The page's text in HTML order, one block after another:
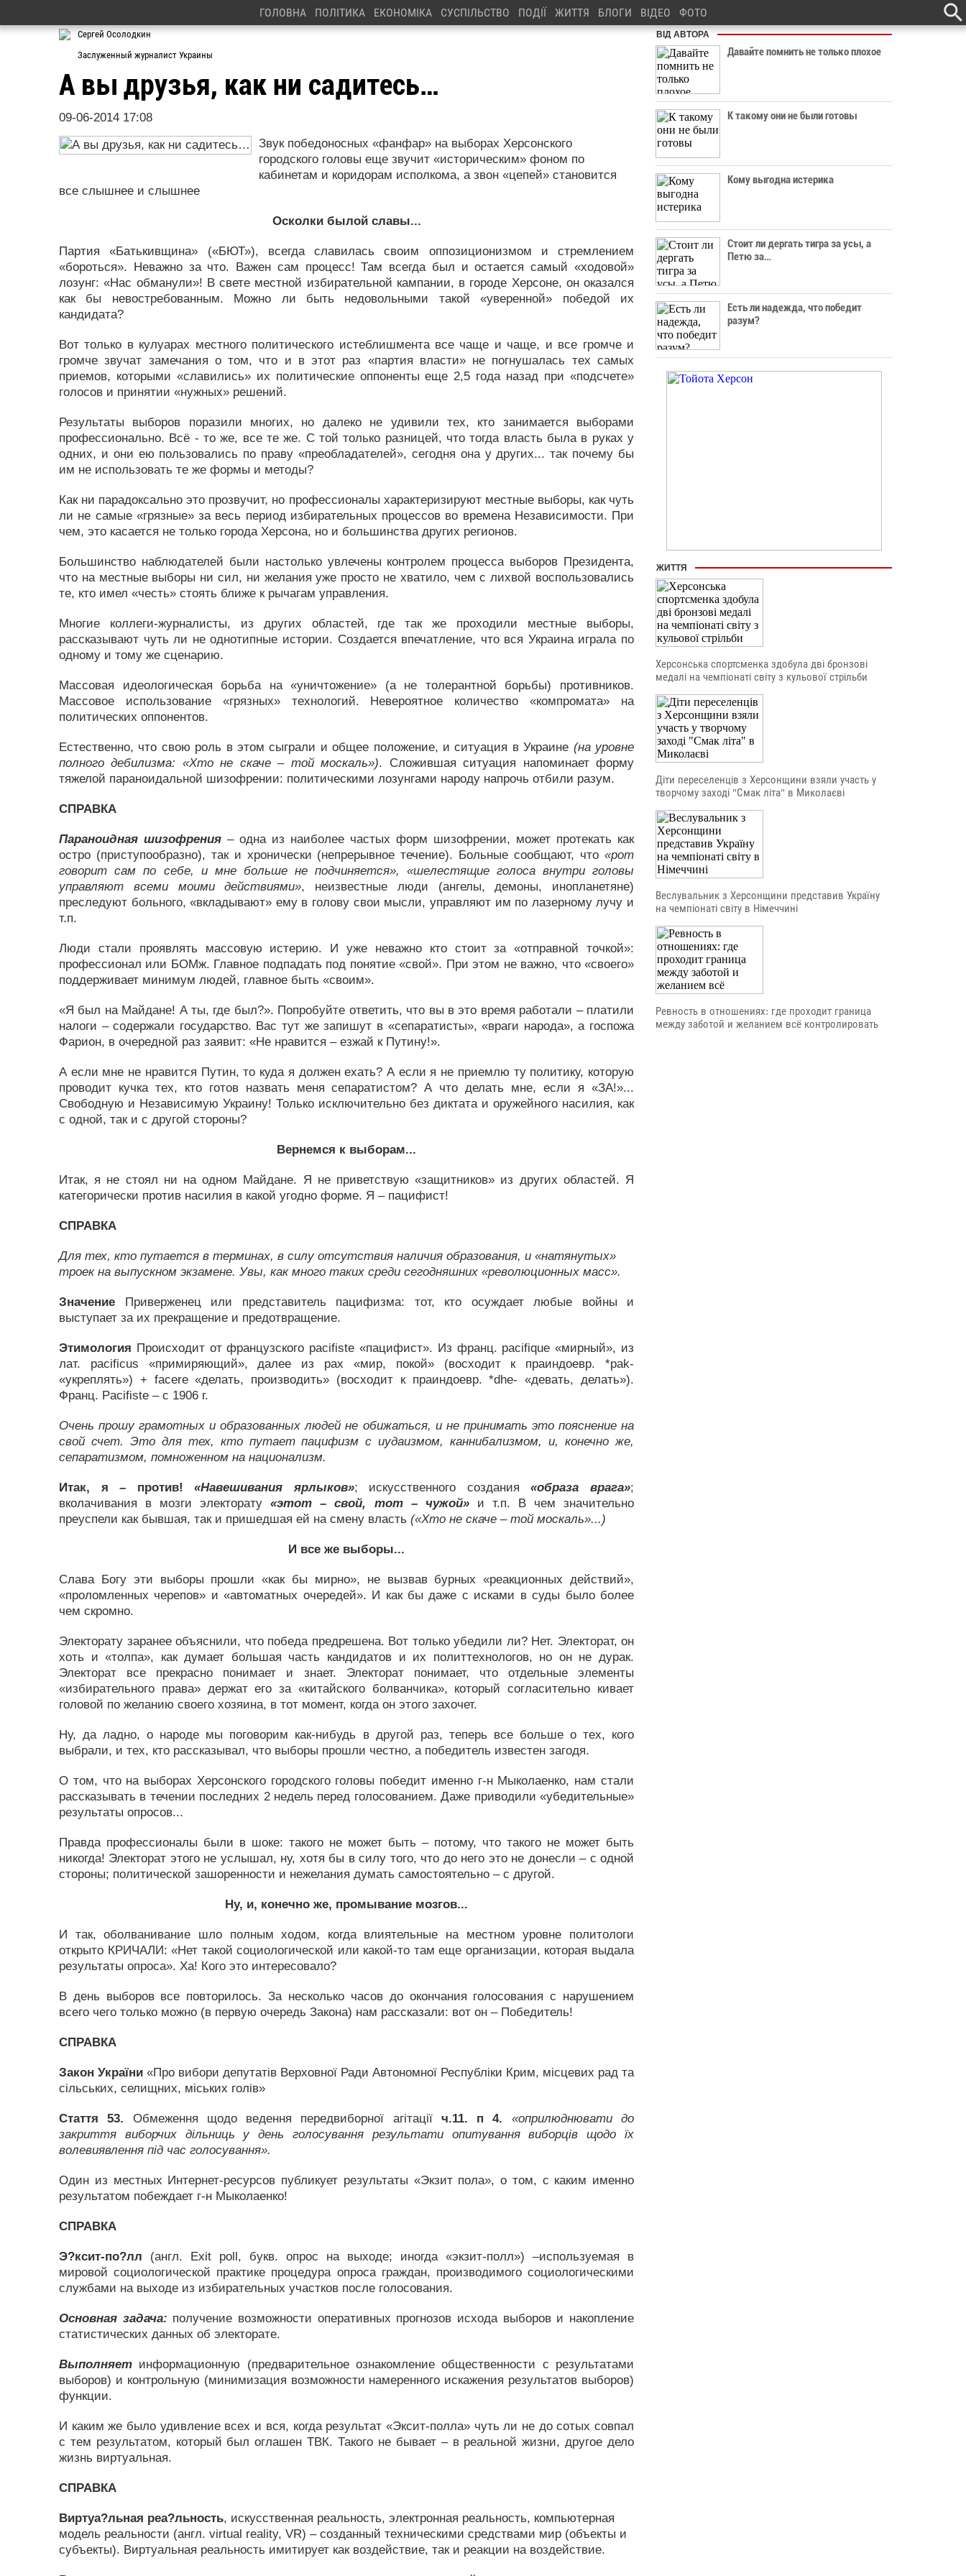
ГОЛОВНА ПОЛІТИКА ЕКОНОМІКА СУСПІЛЬСТВО ПОДІЇ ЖИТТЯ БЛОГИ ВІДЕО ФОТО
Сергей Осолодкин
Заслуженный журналист Украины
А вы друзья, как ни садитесь…
09-06-2014 17:08
Звук победоносных «фанфар» на выборах Херсонского
городского головы еще звучит «историческим» фоном по
кабинетам и коридорам исполкома, а звон «цепей» становится
все слышнее и слышнее
Осколки былой славы...
Партия «Батькивщина» («БЮТ»), всегда славилась своим оппозиционизмом и стремлением
«бороться». Неважно за что. Важен сам процесс! Там всегда был и остается самый «ходовой»
лозунг: «Нас обманули»! В свете местной избирательной кампании, в городе Херсоне, он оказался
как бы невостребованным. Можно ли быть недовольными такой «уверенной» победой их
кандидата?
Вот только в кулуарах местного политического истеблишмента все чаще и чаще, и все громче и
громче звучат замечания о том, что и в этот раз «партия власти» не погнушалась тех самых
приемов, которыми «славились» их политические оппоненты еще 2,5 года назад при «подсчете»
голосов и принятии «нужных» решений.
Результаты выборов поразили многих, но далеко не удивили тех, кто занимается выборами
профессионально. Всё - то же, все те же. С той только разницей, что тогда власть была в руках у
одних, и они ею пользовались по праву «преобладателей», сегодня она у других... так почему бы
им не использовать те же формы и методы?
Как ни парадоксально это прозвучит, но профессионалы характеризируют местные выборы, как чуть
ли не самые «грязные» за весь период избирательных процессов во времена Независимости. При
чем, это касается не только города Херсона, но и большинства других регионов.
Большинство наблюдателей были настолько увлечены контролем процесса выборов Президента,
что на местные выборы ни сил, ни желания уже просто не хватило, чем с лихвой воспользовались
те, кто имел «честь» стоять ближе к рычагам управления.
Многие коллеги-журналисты, из других областей, где так же проходили местные выборы,
рассказывают чуть ли не однотипные истории. Создается впечатление, что вся Украина играла по
одному и тому же сценарию.
Массовая идеологическая борьба на «уничтожение» (а не толерантной борьбы) противников.
Массовое использование «грязных» технологий. Невероятное количество «компромата» на
политических оппонентов.
Естественно, что свою роль в этом сыграли и общее положение, и ситуация в Украине (на уровне
полного дебилизма: «Хто не скаче – той москаль»). Сложившая ситуация напоминает форму
тяжелой параноидальной шизофрении: политическими лозунгами народу напрочь отбили разум.
СПРАВКА
Параноидная шизофрения – одна из наиболее частых форм шизофрении, может протекать как
остро (приступообразно), так и хронически (непрерывное течение). Больные сообщают, что «рот
говорит сам по себе, и мне больше не подчиняется», «шелестящие голоса внутри головы
управляют всеми моими действиями», неизвестные люди (ангелы, демоны, инопланетяне)
преследуют больного, «вкладывают» ему в голову свои мысли, управляют им по лазерному лучу и
т.п.
Люди стали проявлять массовую истерию. И уже неважно кто стоит за «отправной точкой»:
профессионал или БОМж. Главное подпадать под понятие «свой». При этом не важно, что «своего»
поддерживает минимум людей, главное быть «своим».
«Я был на Майдане! А ты, где был?». Попробуйте ответить, что вы в это время работали – платили
налоги – содержали государство. Вас тут же запишут в «сепаратисты», «враги народа», а госпожа
Фарион, в очередной раз заявит: «Не нравится – езжай к Путину!».
А если мне не нравится Путин, то куда я должен ехать? А если я не приемлю ту политику, которую
проводит кучка тех, кто готов назвать меня сепаратистом? А что делать мне, если я «ЗА!»...
Свободную и Независимую Украину! Только исключительно без диктата и оружейного насилия, как
с одной, так и с другой стороны?
Вернемся к выборам...
Итак, я не стоял ни на одном Майдане. Я не приветствую «защитников» из других областей. Я
категорически против насилия в какой угодно форме. Я – пацифист!
СПРАВКА
Для тех, кто путается в терминах, в силу отсутствия наличия образования, и «натянутых»
троек на выпускном экзамене. Увы, как много таких среди сегодняшних «революционных масс».
Значение Приверженец или представитель пацифизма: тот, кто осуждает любые войны и
выступает за их прекращение и предотвращение.
Этимология Происходит от французского pacifiste «пацифист». Из франц. pacifique «мирный», из
лат. pacificus «примиряющий», далее из pax «мир, покой» (восходит к праиндоевр. *pak-
«укреплять») + facere «делать, производить» (восходит к праиндоевр. *dhe- «девать, делать»).
Франц. Pacifiste – с 1906 г.
Очень прошу грамотных и образованных людей не обижаться, и не принимать это пояснение на
свой счет. Это для тех, кто путает пацифизм с иудаизмом, каннибализмом, и, конечно же,
сепаратизмом, помноженном на национализм.
Итак, я – против!«Навешивания ярлыков»; искусственного создания«образа врага»;
вколачивания в мозги электорату «этот – свой, тот – чужой»
и т.п. В чем значительно
преуспели как бывшая, так и пришедшая ей на смену власть («Хто не скаче – той москаль»...)
И все же выборы...
Слава Богу эти выборы прошли «как бы мирно», не вызвав бурных «реакционных действий»,
«проломленных черепов» и «автоматных очередей». И как бы даже с исками в суды было более
чем скромно.
Электорату заранее объяснили, что победа предрешена. Вот только убедили ли? Нет. Электорат, он
хоть и «толпа», как думает большая часть кандидатов и их политтехнологов, но он не дурак.
Электорат все прекрасно понимает и знает. Электорат понимает, что отдельные элементы
«избирательного права» держат его за «китайского болванчика», который согласительно кивает
головой по желанию своего хозяина, в тот момент, когда он этого захочет.
Ну, да ладно, о народе мы поговорим как-нибудь в другой раз, теперь все больше о тех, кого
выбрали, и тех, кто рассказывал, что выборы прошли честно, а победитель известен загодя.
О том, что на выборах Херсонского городского головы победит именно г-н Мыколаенко, нам стали
рассказывать в течении последних 2 недель перед голосованием. Даже приводили «убедительные»
результаты опросов...
Правда профессионалы были в шоке: такого не может быть – потому, что такого не может быть
никогда! Электорат этого не услышал, ну, хотя бы в силу того, что до него это не донесли – с одной
стороны; политической зашоренности и нежелания думать самостоятельно – с другой.
Ну, и, конечно же, промывание мозгов...
И так, оболванивание шло полным ходом, когда влиятельные на местном уровне политологи
открыто КРИЧАЛИ: «Нет такой социологической или какой-то там еще организации, которая выдала
результаты опроса». Ха! Кого это интересовало?
В день выборов все повторилось. За несколько часов до окончания голосования с нарушением
всего чего только можно (в первую очередь Закона) нам рассказали: вот он – Победитель!
СПРАВКА
Закон України «Про вибори депутатів Верховної Ради Автономної Республіки Крим, місцевих рад та
сільських, селищних, міських голів»
Стаття 53. Обмеження щодо ведення передвиборної агітаціїч.11. п 4. «оприлюднювати до
закриття виборчих дільниць у день голосування результати опитування виборців щодо їх
волевиявлення під час голосування».
Один из местных Интернет-ресурсов публикует результаты «Экзит пола», о том, с каким именно
результатом побеждает г-н Мыколаенко!
СПРАВКА
Э?ксит-по?лл (англ. Exit poll, букв. опрос на выходе; иногда «экзит-полл») –используемая в
мировой социологической практике процедура опроса граждан, производимого социологическими
службами на выходе из избирательных участков после голосования.
Основная задача: получение возможности оперативных прогнозов исхода выборов и накопление
статистических данных об электорате.
Выполняет информационную (предварительное ознакомление общественности с результатами
выборов) и контрольную (минимизация возможности намеренного искажения результатов выборов)
функции.
И каким же было удивление всех и вся, когда результат «Эксит-полла» чуть ли не до сотых совпал
с тем результатом, который был оглашен ТВК. Такого не бывает – в реальной жизни, другое дело
жизнь виртуальная.
СПРАВКА
Виртуа?льная реа?льность, искусственная реальность, электронная реальность, компьютерная
модель реальности (англ. virtual reality, VR) – созданный техническими средствами мир (объекты и
субъекты). Виртуальная реальность имитирует как воздействие, так и реакции на воздействие.
ВІД АВТОРА
Давайте помнить не только плохое
К такому они не были готовы
Кому выгодна истерика
Стоит ли дергать тигра за усы, а
Петю за…
Есть ли надежда, что победит
разум?
ЖИТТЯ
Херсонська спортсменка здобула дві бронзові
медалі на чемпіонаті світу з кульової стрільби
Діти переселенців з Херсонщини взяли участь у
творчому заході "Смак літа" в Миколаєві
Веслувальник з Херсонщини представив Україну
на чемпіонаті світу в Німеччині
Ревность в отношениях: где проходит граница
между заботой и желанием всё контролировать